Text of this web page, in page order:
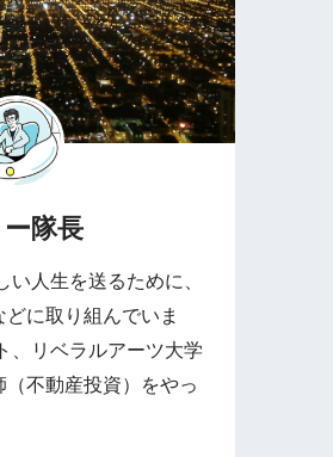
隊長
い人生を送るために、
に取り組んでいま
、リベラルアーツ大学
不動産投資）をやっ